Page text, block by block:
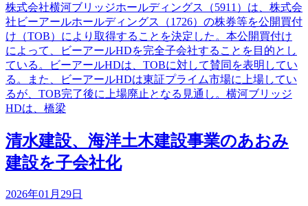
株式会社横河ブリッジホールディングス（5911）は、株式会
社ビーアールホールディングス（1726）の株券等を公開買付
け（TOB）により取得することを決定した。本公開買付け
によって、ビーアールHDを完全子会社することを目的とし
ている。ビーアールHDは、TOBに対して賛同を表明してい
る。また、ビーアールHDは東証プライム市場に上場してい
るが、TOB完了後に上場廃止となる見通し。横河ブリッジ
HDは、橋梁
清水建設、海洋土木建設事業のあおみ
建設を子会社化
2026年01月29日